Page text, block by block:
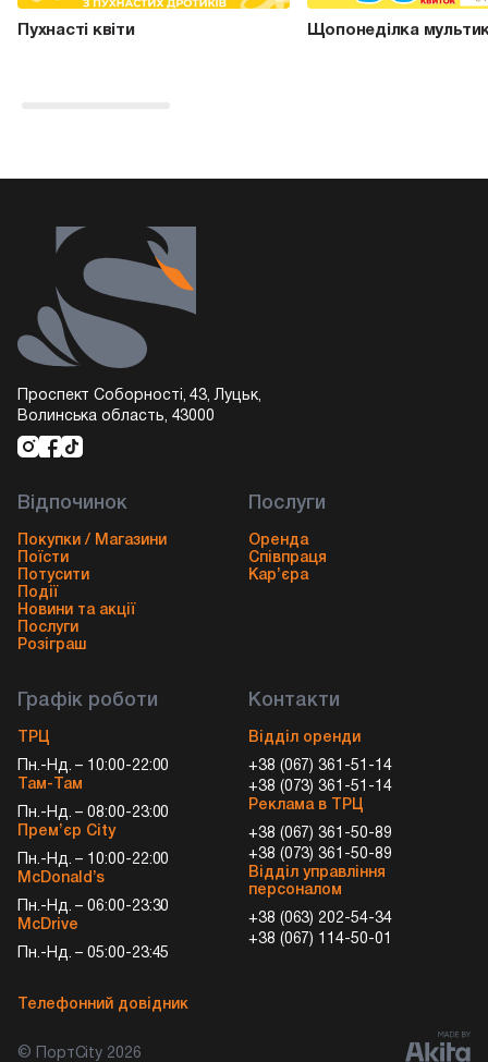
Пухнасті квіти Щопонеділка
Проспект Соборності, 43, Луцьк,
Волинська область, 43000
Відпочинок
Покупки / Магазини
Поїсти
Потусити
Події
Новини та акції
Послуги
Розіграш
Послуги
Оренда
Співпраця
Кар’єра
Графік роботи
ТРЦ
Пн.-Нд. – 10:00-22:00
Там-Там
Пн.-Нд. – 08:00-23:00
Прем’єр City
Пн.-Нд. – 10:00-22:00
McDonald’s
Пн.-Нд. – 06:00-23:30
McDrive
Пн.-Нд. – 05:00-23:45
Контакти
Відділ оренди
+38 (067) 361-51-14
+38 (073) 361-51-14
Реклама в ТРЦ
+38 (067) 361-50-89
+38 (073) 361-50-89
Відділ управління
персоналом
+38 (063) 202-54-34
+38 (067) 114-50-01
© ПортCity 2026
Телефонний довідник